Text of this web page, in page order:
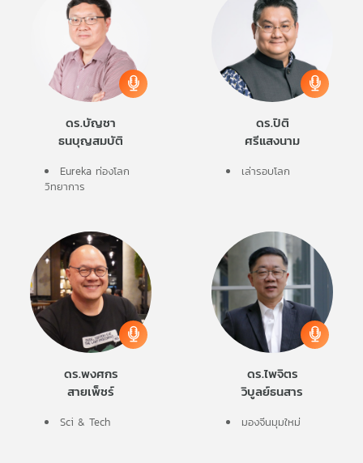
ดร.บัญชา
ธนบุญสมบัติ
Eureka ท่องโลก
วิทยาการ
ดร.ปิติ
ศรีแสงนาม
เล่ารอบโลก
ดร.พงศกร
สายเพ็ชร์
Sci & Tech
ดร.ไพจิตร
วิบูลย์ธนสาร
มองจีนมุมใหม่